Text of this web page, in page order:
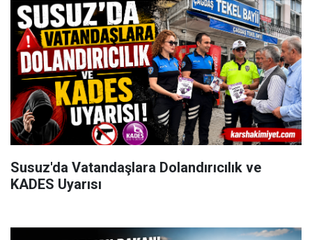
Susuz'da Vatandaşlara Dolandırıcılık ve
KADES Uyarısı